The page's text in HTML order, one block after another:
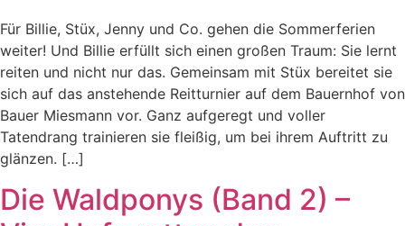
Für Billie, Stüx, Jenny und Co. gehen die Sommerferien
weiter! Und Billie erfüllt sich einen großen Traum: Sie lernt
reiten und nicht nur das. Gemeinsam mit Stüx bereitet sie
sich auf das anstehende Reitturnier auf dem Bauernhof von
Bauer Miesmann vor. Ganz aufgeregt und voller
Tatendrang trainieren sie fleißig, um bei ihrem Auftritt zu
glänzen. […]
Die Waldponys (Band 2) –